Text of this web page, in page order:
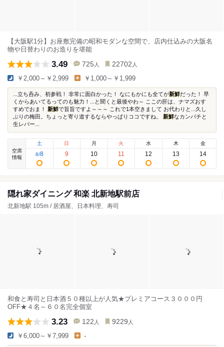
【大阪駅1分】お座敷完備の昭和モダンな空間で、店内仕込みの大阪名
物や日替わりのお造りを堪能
3.49 725 人 22702 人
￥2,000～￥2,999 ￥1,000～￥1,999
...立ち呑み、初参戦！ 非常に面白かった！ なにもかにも全てが新鮮だった！ 早
くからあいてるってのも魅力！...と聞くと最後やわ～ ここの肝は、ナマズおす
すめでおま！ 新鮮で旨旨ですよ～～～ これで1本空きまして お代わりと...久し
ぶりの梅田。ちょっと寄り道するならやっぱりココですね。 新鮮なカンパチと
生レバー...
空席
情報
土
8/8
日
9
月
10
火
11
水
12
木
13
金
14
隠れ家ダイニング 和楽 北新地駅前店
北新地駅 105m / 居酒屋、日本料理、寿司
和食と寿司と日本酒５０種以上が人気★プレミアコース３０００円
OFF★４名～６０名完全個室
3.23 122 人 9229 人
￥6,000～￥7,999 -